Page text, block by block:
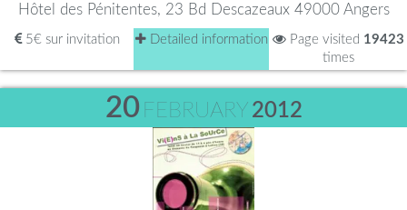
Hôtel des Pénitentes, 23 Bd Descazeaux 49000 Angers
5€ sur invitation Detailed information Page visited 19423
times
20 FEBRUARY 2012